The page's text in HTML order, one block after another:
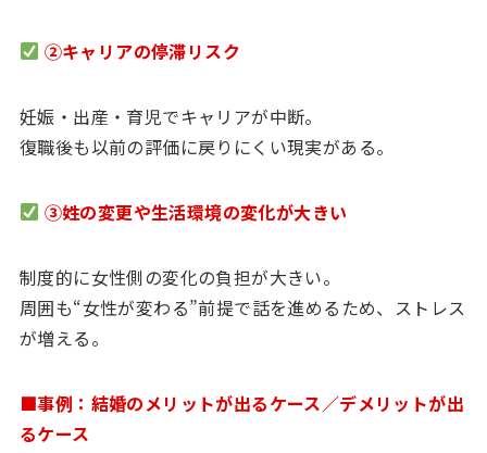
②キャリアの停滞リスク
妊娠・出産・育児でキャリアが中断。
復職後も以前の評価に戻りにくい現実がある。
③姓の変更や生活環境の変化が大きい
制度的に女性側の変化の負担が大きい。
周囲も“女性が変わる”前提で話を進めるため、ストレス
が増える。
■事例：結婚のメリットが出るケース／デメリットが出
るケース